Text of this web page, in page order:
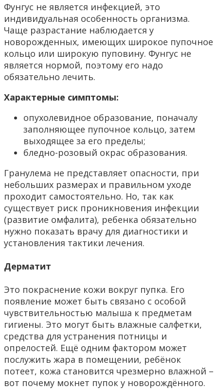
Фунгус не является инфекцией, это
индивидуальная особенность организма.
Чаще разрастание наблюдается у
новорожденных, имеющих широкое пупочное
кольцо или широкую пуповину. Фунгус не
является нормой, поэтому его надо
обязательно лечить.
Характерные симптомы:
опухолевидное образование, поначалу
заполняющее пупочное кольцо, затем
выходящее за его пределы;
бледно-розовый окрас образования.
Гранулема не представляет опасности, при
небольших размерах и правильном уходе
проходит самостоятельно. Но, так как
существует риск проникновения инфекции
(развитие омфалита), ребенка обязательно
нужно показать врачу для диагностики и
установления тактики лечения.
Дерматит
Это покраснение кожи вокруг пупка. Его
появление может быть связано с особой
чувствительностью малыша к предметам
гигиены. Это могут быть влажные салфетки,
средства для устранения потницы и
опрелостей. Ещё одним фактором может
послужить жара в помещении, ребёнок
потеет, кожа становится чрезмерно влажной –
вот почему мокнет пупок у новорождённого.